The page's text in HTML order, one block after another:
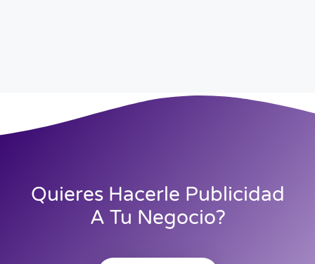
Quieres Hacerle Publicidad
A Tu Negocio?